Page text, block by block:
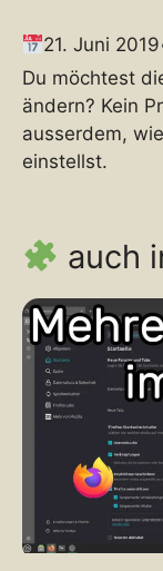
21. Juni 2019
Du möchtest
ändern? Kein
ausserdem,
einstellst.
auch